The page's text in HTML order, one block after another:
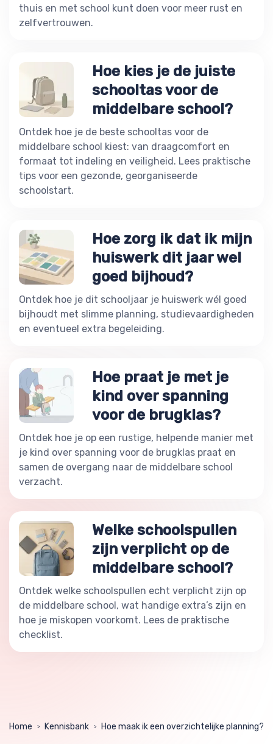
thuis en met school kunt doen voor meer rust en
zelfvertrouwen.
Hoe kies je de juiste
schooltas voor de
middelbare school?
Ontdek hoe je de beste schooltas voor de
middelbare school kiest: van draagcomfort en
formaat tot indeling en veiligheid. Lees praktische
tips voor een gezonde, georganiseerde
schoolstart.
Hoe zorg ik dat ik mijn
huiswerk dit jaar wel
goed bijhoud?
Ontdek hoe je dit schooljaar je huiswerk wél goed
bijhoudt met slimme planning, studievaardigheden
en eventueel extra begeleiding.
Hoe praat je met je
kind over spanning
voor de brugklas?
Ontdek hoe je op een rustige, helpende manier met
je kind over spanning voor de brugklas praat en
samen de overgang naar de middelbare school
verzacht.
Welke schoolspullen
zijn verplicht op de
middelbare school?
Ontdek welke schoolspullen echt verplicht zijn op
de middelbare school, wat handige extra’s zijn en
hoe je miskopen voorkomt. Lees de praktische
checklist.
Home > Kennisbank > Hoe maak ik een overzichtelijke planning?